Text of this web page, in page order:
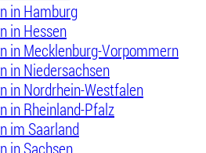
in Hamburg
in Hessen
in Mecklenburg-Vorpommern
in Niedersachsen
in Nordrhein-Westfalen
in Rheinland-Pfalz
im Saarland